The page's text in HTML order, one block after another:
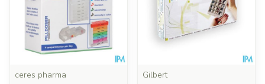
ceres pharma
Gilbert